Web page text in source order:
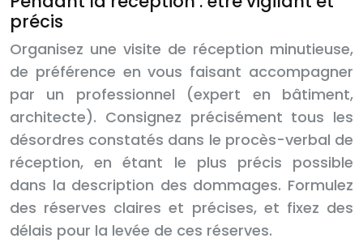
précis
Organisez une visite de réception minutieuse,
de préférence en vous faisant accompagner
par un professionnel (expert en bâtiment,
architecte). Consignez précisément tous les
désordres constatés dans le procès-verbal de
réception, en étant le plus précis possible
dans la description des dommages. Formulez
des réserves claires et précises, et fixez des
délais pour la levée de ces réserves.